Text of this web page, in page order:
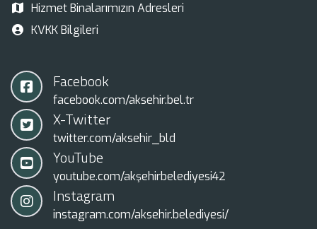
Hizmet Binalarımızın Adresleri
KVKK Bilgileri
Facebook
facebook.com/aksehir.bel.tr
X-Twitter
twitter.com/aksehir_bld
YouTube
youtube.com/akşehirbelediyesi42
Instagram
instagram.com/aksehir.belediyesi/